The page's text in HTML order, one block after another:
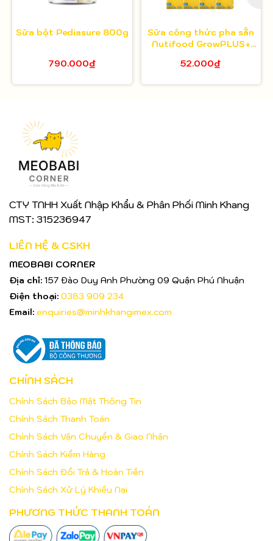
Sữa bột Pediasure 800g
790.000₫
Sữa công thức pha sẵn
Nutifood GrowPLUS+
52.000₫
CTY TNHH Xuất Nhập Khẩu & Phân Phối Minh Khang
MST: 315236947
LIÊN HỆ & CSKH
MEOBABI CORNER
Địa chỉ: 157 Đào Duy Anh Phường 09 Quận Phú Nhuận
Điện thoại: 0383 909 234
Email: enquiries@minhkhangimex.com
CHÍNH SÁCH
Chính Sách Bảo Mật Thông Tin
Chính Sách Thanh Toán
Chính Sách Vận Chuyển & Giao Nhận
Chính Sách Kiểm Hàng
Chính Sách Đổi Trả & Hoàn Tiền
Chính Sách Xử Lý Khiếu Nại
PHƯƠNG THỨC THANH TOÁN